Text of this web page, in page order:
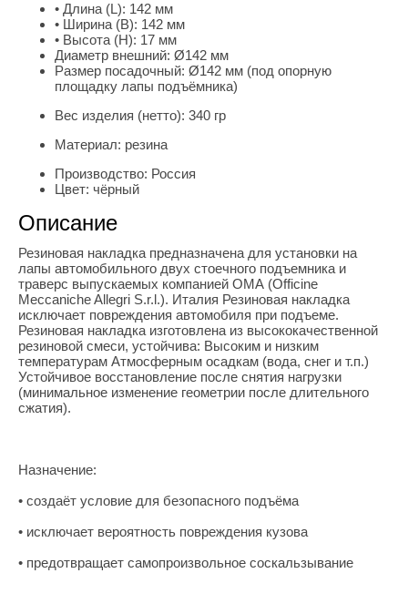
• Длина (L): 142 мм
• Ширина (B): 142 мм
• Высота (H): 17 мм
Диаметр внешний: Ø142 мм
Размер посадочный: Ø142 мм (под опорную
площадку лапы подъёмника)
Вес изделия (нетто): 340 гр
Материал: резина
Производство: Россия
Цвет: чёрный
Описание
Резиновая накладка предназначена для установки на
лапы автомобильного двух стоечного подъемника и
траверс выпускаемых компанией ОМА (Officine
Meccaniche Allegri S.r.l.). Италия Резиновая накладка
исключает повреждения автомобиля при подъеме.
Резиновая накладка изготовлена из высококачественной
резиновой смеси, устойчива: Высоким и низким
температурам Атмосферным осадкам (вода, снег и т.п.)
Устойчивое восстановление после снятия нагрузки
(минимальное изменение геометрии после длительного
сжатия).
Назначение:
• создаёт условие для безопасного подъёма
• исключает вероятность повреждения кузова
• предотвращает самопроизвольное соскальзывание